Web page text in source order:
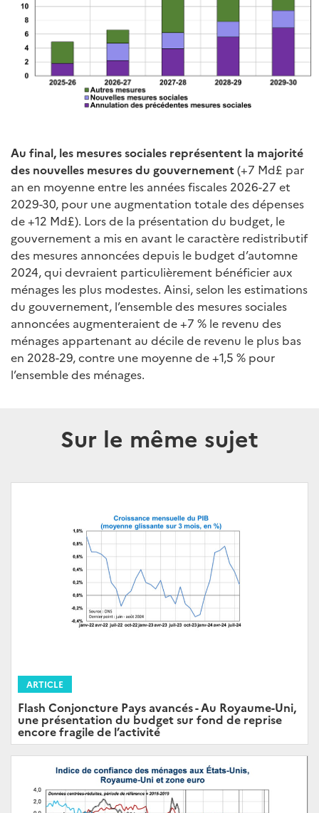
Au final, les mesures sociales représentent la majorité
des nouvelles mesures du gouvernement(+7 Md£ par
an en moyenne entre les années fiscales 2026-27 et
2029-30, pour une augmentation totale des dépenses
de +12 Md£). Lors de la présentation du budget, le
gouvernement a mis en avant le caractère redistributif
des mesures annoncées depuis le budget d’automne
2024, qui devraient particulièrement bénéficier aux
ménages les plus modestes. Ainsi, selon les estimations
du gouvernement, l’ensemble des mesures sociales
annoncées augmenteraient de +7 % le revenu des
ménages appartenant au décile de revenu le plus bas
en 2028-29, contre une moyenne de +1,5 % pour
l’ensemble des ménages.
Sur le même sujet
ARTICLE
Flash Conjoncture Pays avancés - Au Royaume-Uni,
une présentation du budget sur fond de reprise
encore fragile de l’activité